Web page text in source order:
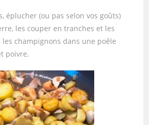
éplucher (ou pas selon vos goûts)
les couper en tranches et les
champignons dans une poêle
poivre.